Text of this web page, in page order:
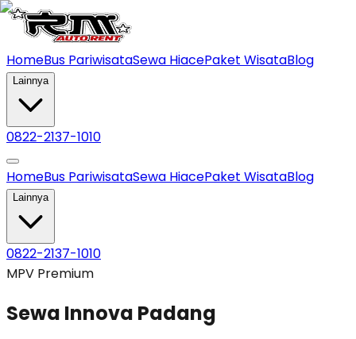
HomeBus PariwisataSewa HiacePaket WisataBlog
Lainnya
0822-2137-1010
HomeBus PariwisataSewa HiacePaket WisataBlog
Lainnya
0822-2137-1010
MPV Premium
Sewa Innova Padang